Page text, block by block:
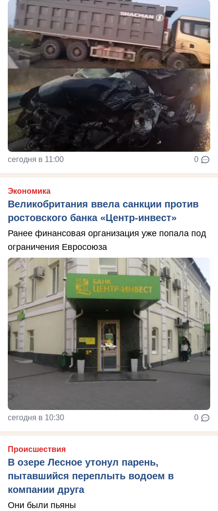
сегодня в 11:00 0
Экономика
Великобритания ввела санкции против
ростовского банка «Центр-инвест»
Ранее финансовая организация уже попала под
ограничения Евросоюза
сегодня в 10:30 0
Происшествия
В озере Лесное утонул парень,
пытавшийся переплыть водоем в
компании друга
Они были пьяны